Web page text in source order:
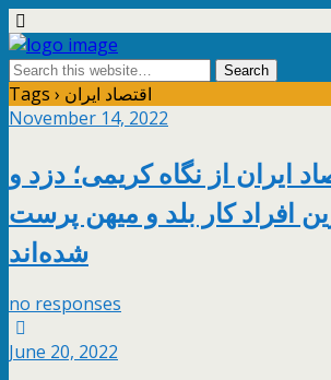
Tags › اقتصاد ایران
November 14, 2022
ایران از نگاه کریمی؛ دزد و
افراد کار بلد و میهن پرست
شده‌اند
no responses
June 20, 2022